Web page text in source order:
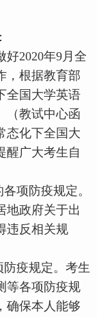
：
2020年9月全
，根据教育部
全国大学英语
（教试中心函
态化下全国大
醒广大考生自
项防疫规定。
地政府关于出
违反相关规
疫规定。考生
等各项防疫规
确保本人能够